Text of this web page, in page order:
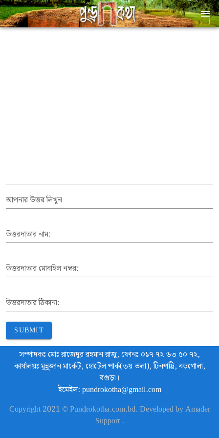
আপনার উত্তর লিখুন
উত্তরদাতার নাম:
উত্তরদাতার মোবাইল নম্বর:
উত্তরদাতার ঠিকানা:
SUBMIT
সম্পাদকঃ মোঃ রাজেদুর রহমান রাজু, ফোনঃ ০১৭ ৭২ ৬৩ ৫০ ৭২,
কার্যালয়ঃ মুন্নুজান মার্কেট, হোটেল পার্ক(৩য় তলা), টিনপট্টি, বড়গোলা,
বগুড়া।
ইমেইল: pundrokotha@gmail.com
Copyright 2021 © Pundrokotha.com.bd. Developed by Amader
Support .